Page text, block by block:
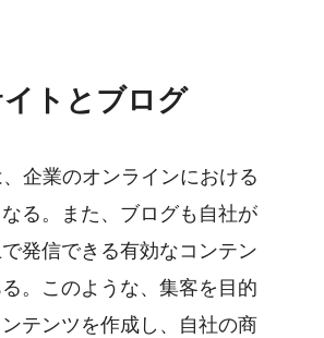
トとブログ
企業のオンラインにおける
る。また、ブログも自社が
発信できる有効なコンテン
。このような、集客を目的
テンツを作成し、自社の商